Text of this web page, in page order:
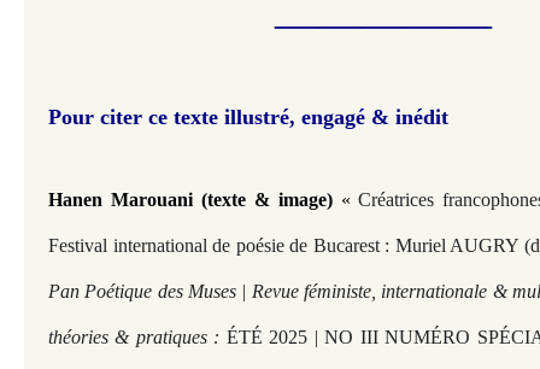
—————​​​
Pour citer ce texte illustré, engagé & inédit
Hanen Marouani (texte & image) «Créatrices
Festival international de poésie de Bucarest : Muriel AUGRY
Pan Poétique des Muses | Revue féministe, internationale &
théories & pratiques : ÉTÉ 2025 | NO III NUMÉRO